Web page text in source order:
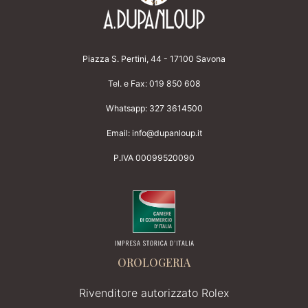
Piazza S. Pertini, 44 - 17100 Savona
Tel. e Fax: 019 850 608
Whatsapp: 327 3614500
Email: info@dupanloup.it
P.IVA 00099520090
OROLOGERIA
Rivenditore autorizzato Rolex